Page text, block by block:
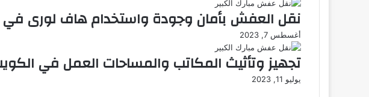
نقل العفش بأمان وجودة واستخدام هاف لورى في
أغسطس 7, 2023
تجهيز وتأثيث المكاتب والمساحات العمل في
يوليو 11, 2023